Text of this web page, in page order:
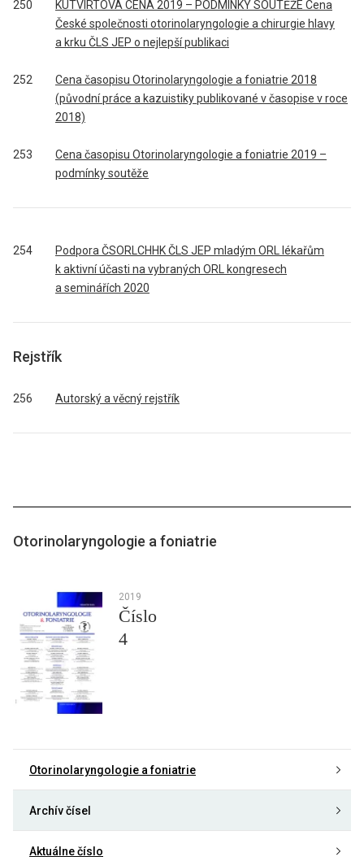
250
KUTVIRTOVA CENA 2019 – PODMÍNKY SOUTĚŽE Cena
České společnosti otorinolaryngologie a chirurgie hlavy
a krku ČLS JEP o nejlepší publikaci
252
Cena časopisu Otorinolaryngologie a foniatrie 2018
(původní práce a kazuistiky publikované v časopise v roce
2018)
253
Cena časopisu Otorinolaryngologie a foniatrie 2019 –
podmínky soutěže
254
Podpora ČSORLCHHK ČLS JEP mladým ORL lékařům
k aktivní účasti na vybraných ORL kongresech
a seminářích 2020
Rejstřík
256 Autorský a věcný rejstřík
Otorinolaryngologie a foniatrie
2019
Číslo
4
Otorinolaryngologie a foniatrie
Archív čísel
Aktuálne číslo